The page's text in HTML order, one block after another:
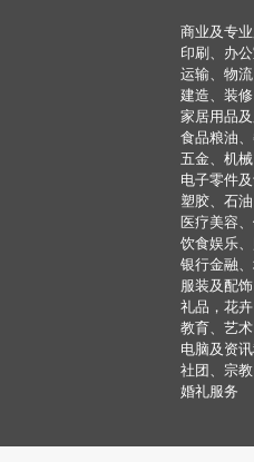
商业及专
印刷、办
运输、物流
建造、装
家居用品
食品粮油
五金、机
电子零件
塑胶、石
医疗美容
饮食娱乐
银行金融
服装及配
礼品，花
教育、艺
电脑及资
社团、宗
婚礼服务